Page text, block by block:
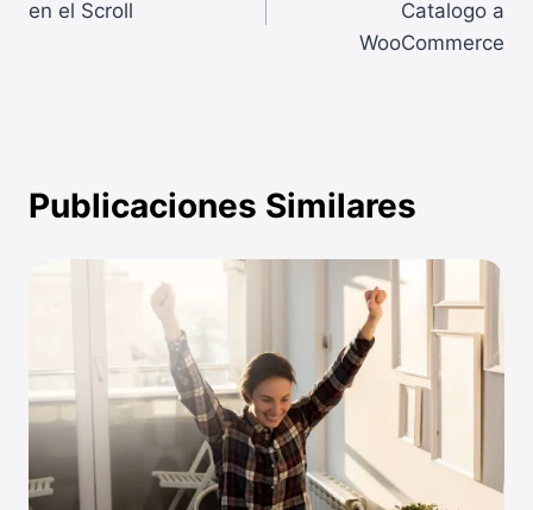
en el Scroll
Catalogo a
WooCommerce
Publicaciones Similares